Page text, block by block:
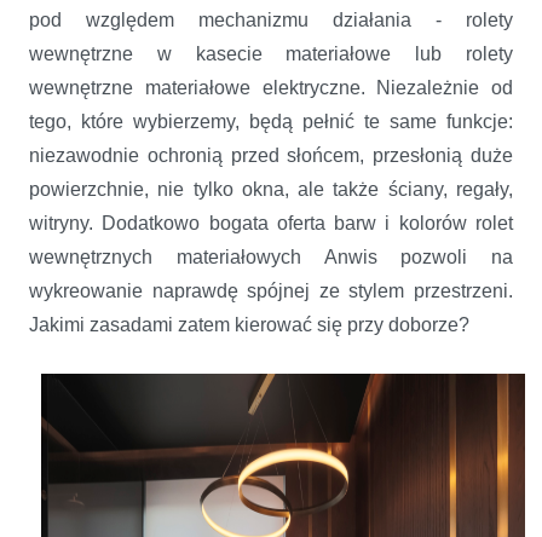
pod względem mechanizmu działania - rolety
wewnętrzne w kasecie materiałowe lub rolety
wewnętrzne materiałowe elektryczne. Niezależnie od
tego, które wybierzemy, będą pełnić te same funkcje:
niezawodnie ochronią przed słońcem, przesłonią duże
powierzchnie, nie tylko okna, ale także ściany, regały,
witryny. Dodatkowo bogata oferta barw i kolorów rolet
wewnętrznych materiałowych Anwis pozwoli na
wykreowanie naprawdę spójnej ze stylem przestrzeni.
Jakimi zasadami zatem kierować się przy doborze?